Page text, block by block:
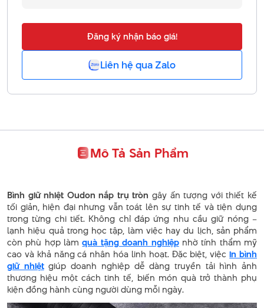
Đăng ký nhận báo giá!
Liên hệ qua Zalo
Mô Tả Sản Phẩm
Bình giữ nhiệt Oudon nắp trụ tròn gây ấn tượng với thiết kế
tối giản, hiện đại nhưng vẫn toát lên sự tinh tế và tiện dụng
trong từng chi tiết. Không chỉ đáp ứng nhu cầu giữ nóng –
lạnh hiệu quả trong học tập, làm việc hay du lịch, sản phẩm
còn phù hợp làmquà tặng doanh nghiệpnhờ tính thẩm mỹ
cao và khả năng cá nhân hóa linh hoạt. Đặc biệt, việcin bình
giữ nhiệtgiúp doanh nghiệp dễ dàng truyền tải hình ảnh
thương hiệu một cách tinh tế, biến món quà trở thành phụ
kiện đồng hành cùng người dùng mỗi ngày.